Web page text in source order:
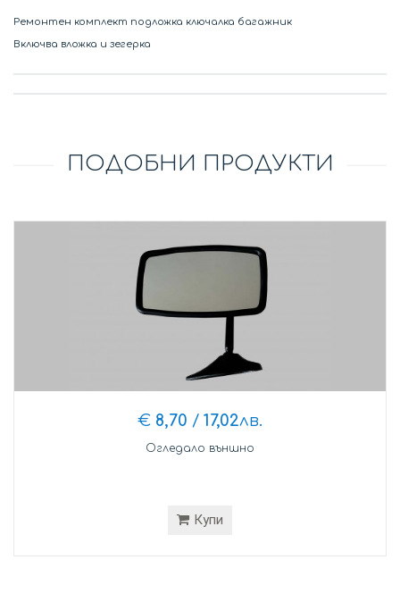
Ремонтен комплект подложка ключалка багажник
Включва вложка и зегерка
ПОДОБНИ ПРОДУКТИ
€ 8,70 / 17,02лв.
Огледало външно
Купи